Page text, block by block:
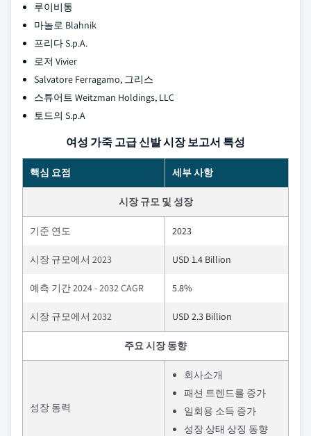
루이비통
마놀로 Blahnik
프리다 S.p.A.
로저 Vivier
Salvatore Ferragamo, 그리스
스튜어트 Weitzman Holdings, LLC
토드의 S.p.A
여성 가죽 고급 신발 시장 보고서 특성
핵심 요점 세부 사항
시장 규모 및 성장
기준 연도 2023
시장 규모에서 2023 USD 1.4 Billion
예측 기간 2024 - 2032 CAGR 5.8%
시장 규모에서 2032 USD 2.3 Billion
주요 시장 동향
성장 동력
회사소개
패션 트렌드를 증가
일회용 소득 증가
성장 상태 상징 동향